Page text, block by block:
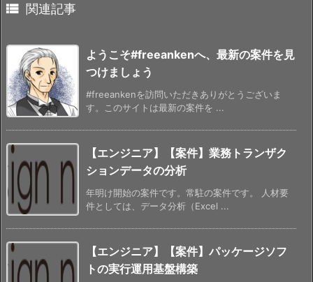
 関連記事
ようこそ#freeankenへ、最新の案件を見
つけましょう
#freeankenを訪問いただきありがとうございま
す。このサイトは最新の案件を ...
【エンジニア】【案件】業務トランザク
ションデータの分析
年明け開始の案件です。常駐の案件です。 人材要
件としては、データ分析（Excel ...
【エンジニア】【案件】パッケージソフ
トの実行運用基盤構築